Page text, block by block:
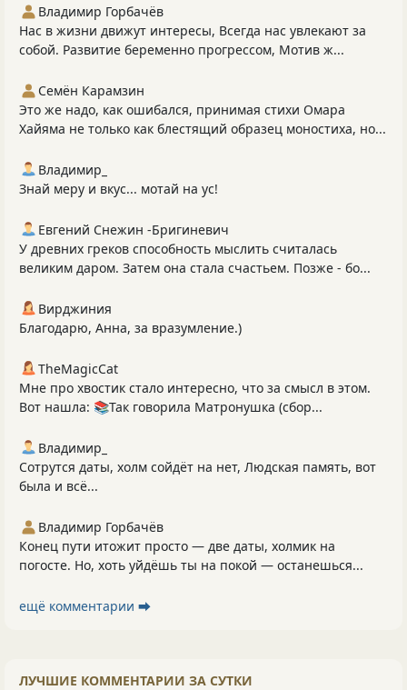
Владимир Горбачёв
Нас в жизни движут интересы, Всегда нас увлекают за
собой. Развитие беременно прогрессом, Мотив ж...
Семён Карамзин
Это же надо, как ошибался, принимая стихи Омара
Хайяма не только как блестящий образец моностиха, но...
Владимир_
Знай меру и вкус... мотай на ус!
Евгений Снежин -Бригиневич
У древних греков способность мыслить считалась
великим даром. Затем она стала счастьем. Позже - бо...
Вирджиния
Благодарю, Анна, за вразумление.)
TheMagicCat
Мне про хвостик стало интересно, что за смысл в этом.
Вот нашла: 📚Так говорила Матронушка (сбор...
Владимир_
Сотрутся даты, холм сойдёт на нет, Людская память, вот
была и всё...
Владимир Горбачёв
Конец пути итожит просто — две даты, холмик на
погосте. Но, хоть уйдёшь ты на покой — останешься...
ещё комментарии ⮕
ЛУЧШИЕ КОММЕНТАРИИ ЗА СУТКИ